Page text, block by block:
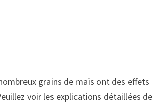
grains de maïs ont des effets
voir les explications détaillées de